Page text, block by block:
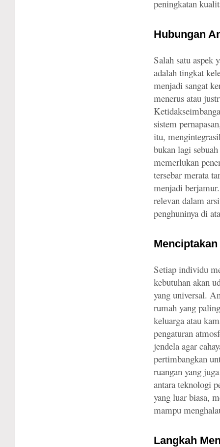
peningkatan
Hubungan
Salah satu aspek
adalah tingkat
menjadi sangat
menerus atau
sistem
itu,
bukan lagi
memerlukan
tersebar merata
menjadi
relevan dalam
penghuninya di
Setiap individu
kebutuhan akan
yang universal.
rumah yang
keluarga atau
pengaturan
jendela agar
pertimbangkan
ruangan yang
antara teknologi
yang luar biasa,
mampu
Langkah